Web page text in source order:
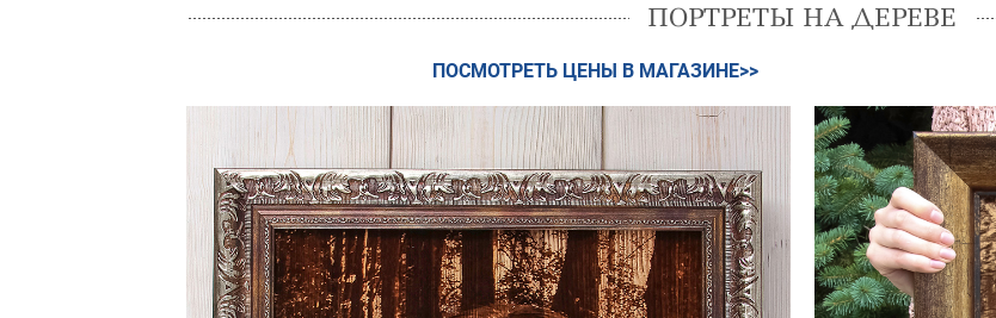
ПОРТРЕТЫ НА ДЕРЕВЕ
ПОСМОТРЕТЬ ЦЕНЫ В МАГАЗИНЕ>>